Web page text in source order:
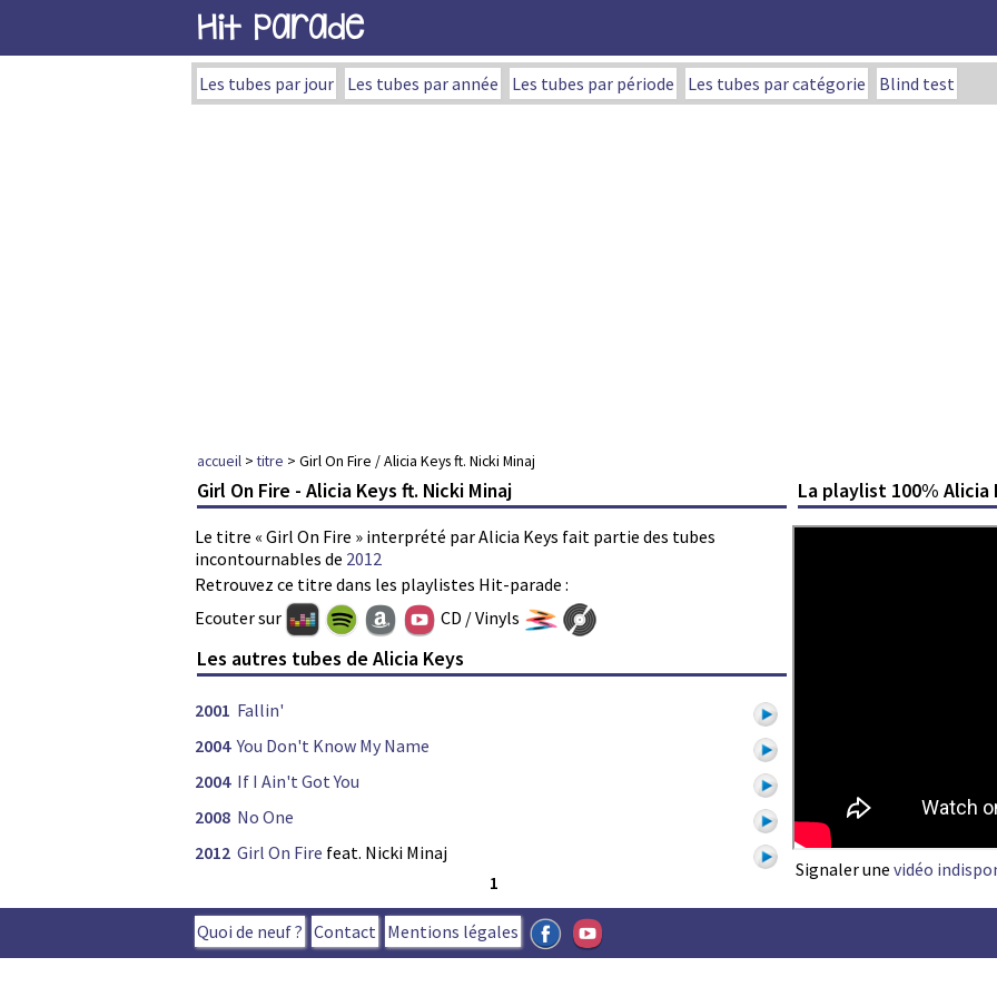
Hit Parade
Les tubes par jour Les tubes par année Les tubes par période Les tubes par catégorie Blind test
accueil >titre > Girl On Fire / Alicia Keys ft. Nicki Minaj
Girl On Fire - Alicia Keys ft. Nicki Minaj
Le titre « Girl On Fire » interprété par Alicia Keys fait partie des tubes
incontournables de 2012
Retrouvez ce titre dans les playlistes Hit-parade :
La playlist 100% Alicia
Signaler une vidéo
Ecouter sur CD / Vinyls
Les autres tubes de Alicia Keys
2001 Fallin'
2004 You Don't Know My Name
2004 If I Ain't Got You
2008 No One
2012 Girl On Fire feat. Nicki Minaj
1
Quoi de neuf ? Contact Mentions légales